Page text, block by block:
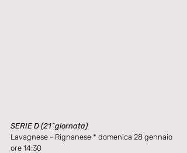
SERIE D (21^giornata)
Lavagnese - Rignanese * domenica 28 gennaio
ore 14:30